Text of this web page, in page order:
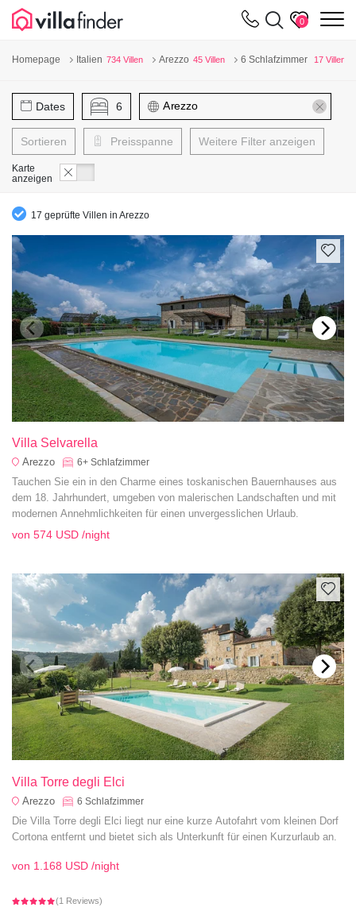
0
Homepage Italien 734 Villen Arezzo 45 Villen 6 Schlafzimmer 17 Villen
Dates 6
Sortieren Preisspanne Weitere Filter anzeigen
Karte
anzeigen
17 geprüfte Villen in Arezzo
Villa Selvarella
Arezzo 6+ Schlafzimmer
Tauchen Sie ein in den Charme eines toskanischen Bauernhauses aus
dem 18. Jahrhundert, umgeben von malerischen Landschaften und mit
modernen Annehmlichkeiten für einen unvergesslichen Urlaub.
von 574 USD /night
Villa Torre degli Elci
Arezzo 6 Schlafzimmer
Die Villa Torre degli Elci liegt nur eine kurze Autofahrt vom kleinen Dorf
Cortona entfernt und bietet sich als Unterkunft für einen Kurzurlaub an.
von 1.168 USD /night
(1 Reviews)
Cookie-Einstellungen